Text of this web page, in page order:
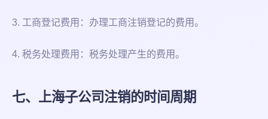
3. 工商登记费用：办理工商注销登记的费用。
4. 税务处理费用：税务处理产生的费用。
七、上海子公司注销的时间周期